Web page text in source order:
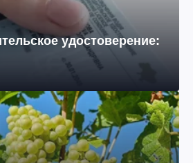
удостоверение: